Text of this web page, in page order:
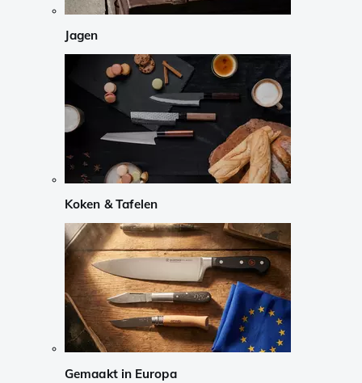
Jagen
Koken & Tafelen
Gemaakt in Europa